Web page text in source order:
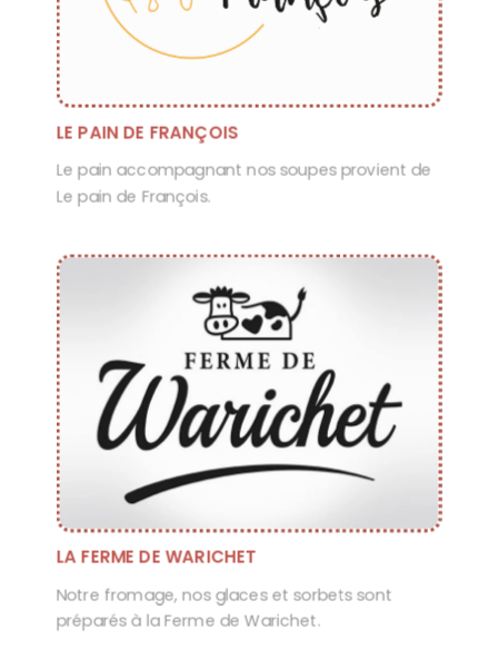
LE PAIN DE FRANÇOIS
Le pain accompagnant nos soupes provient de
Le pain de François.
LA FERME DE WARICHET
Notre fromage, nos glaces et sorbets sont
préparés à la Ferme de Warichet.